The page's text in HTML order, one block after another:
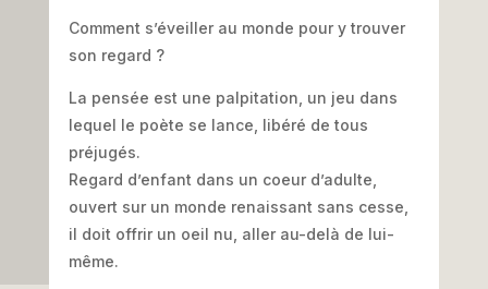
Comment s’éveiller au monde pour y trouver
son regard ?
La pensée est une palpitation, un jeu dans
lequel le poète se lance, libéré de tous
préjugés.
Regard d’enfant dans un coeur d’adulte,
ouvert sur un monde renaissant sans cesse,
il doit offrir un oeil nu, aller au-delà de lui-
même.